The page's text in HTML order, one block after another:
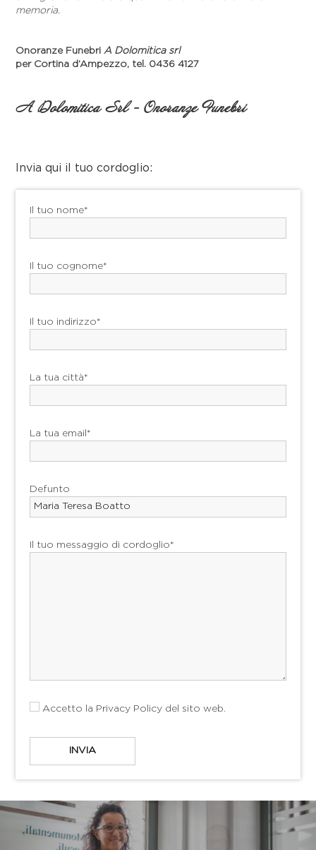
memoria.
Onoranze FunebriA Dolomitica srl
per Cortina d’Ampezzo, tel. 0436 4127
A Dolomitica Srl - Onoranze Funebri
Invia qui il tuo cordoglio:
Il tuo nome*
Il tuo cognome*
Il tuo indirizzo*
La tua città*
La tua email*
Defunto
Il tuo messaggio di cordoglio*
Accetto la Privacy Policy del sito web.